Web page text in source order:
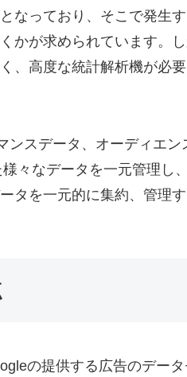
なっており、そこで発生
かが求められています。
、高度な統計解析機が必
ンスデータ、オーディエ
々なデータを一元管理し
タを一元的に集約、管理
の提供する広告のデータ